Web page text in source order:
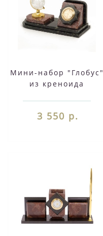
Мини-набор "Глобус"
из креноида
3 550 р.